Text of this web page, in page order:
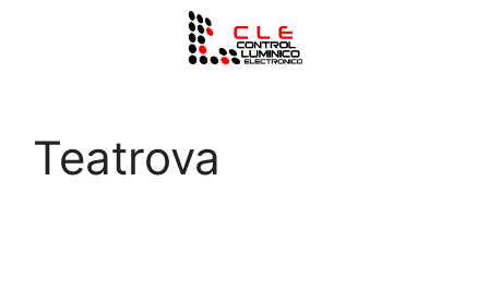
Teatrova